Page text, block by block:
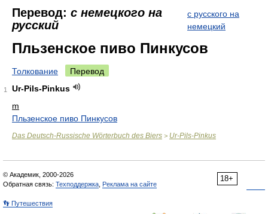
Перевод: с немецкого на
русский
с русского на
немецкий
Пльзенское пиво Пинкусов
Толкование Перевод
1
Ur-Pils-Pinkus
m
Пльзенское пиво Пинкусов
Das Deutsch-Russische Wörterbuch des Biers > Ur-Pils-Pinkus
18+
© Академик, 2000-2026
Обратная связь: Техподдержка Реклама на сайте
👣 Путешествия